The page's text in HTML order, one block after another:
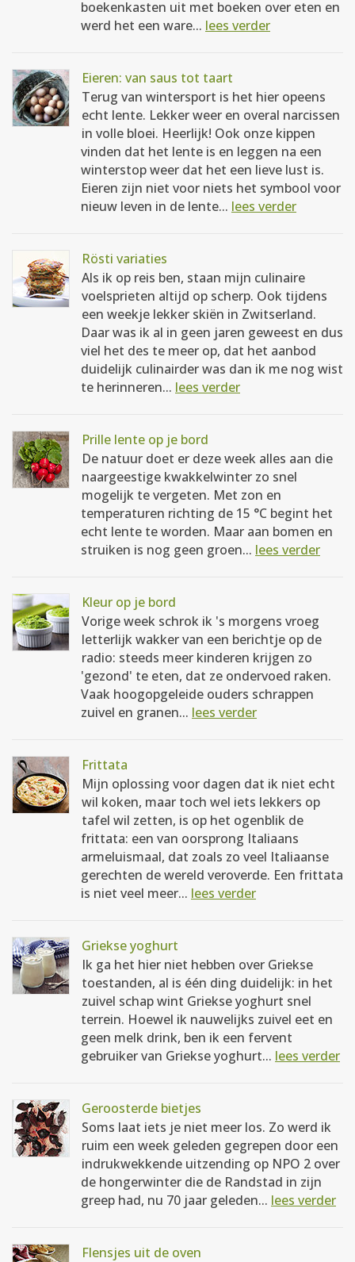
boekenkasten uit met boeken over eten en
werd het een ware... lees verder
Eieren: van saus tot taart
Terug van wintersport is het hier opeens
echt lente. Lekker weer en overal narcissen
in volle bloei. Heerlijk! Ook onze kippen
vinden dat het lente is en leggen na een
winterstop weer dat het een lieve lust is.
Eieren zijn niet voor niets het symbool voor
nieuw leven in de lente... lees verder
Rösti variaties
Als ik op reis ben, staan mijn culinaire
voelsprieten altijd op scherp. Ook tijdens
een weekje lekker skiën in Zwitserland.
Daar was ik al in geen jaren geweest en dus
viel het des te meer op, dat het aanbod
duidelijk culinairder was dan ik me nog wist
te herinneren... lees verder
Prille lente op je bord
De natuur doet er deze week alles aan die
naargeestige kwakkelwinter zo snel
mogelijk te vergeten. Met zon en
temperaturen richting de 15 °C begint het
echt lente te worden. Maar aan bomen en
struiken is nog geen groen... lees verder
Kleur op je bord
Vorige week schrok ik 's morgens vroeg
letterlijk wakker van een berichtje op de
radio: steeds meer kinderen krijgen zo
'gezond' te eten, dat ze ondervoed raken.
Vaak hoogopgeleide ouders schrappen
zuivel en granen... lees verder
Frittata
Mijn oplossing voor dagen dat ik niet echt
wil koken, maar toch wel iets lekkers op
tafel wil zetten, is op het ogenblik de
frittata: een van oorsprong Italiaans
armeluismaal, dat zoals zo veel Italiaanse
gerechten de wereld veroverde. Een frittata
is niet veel meer... lees verder
Griekse yoghurt
Ik ga het hier niet hebben over Griekse
toestanden, al is één ding duidelijk: in het
zuivel schap wint Griekse yoghurt snel
terrein. Hoewel ik nauwelijks zuivel eet en
geen melk drink, ben ik een fervent
gebruiker van Griekse yoghurt... lees verder
Geroosterde bietjes
Soms laat iets je niet meer los. Zo werd ik
ruim een week geleden gegrepen door een
indrukwekkende uitzending op NPO 2 over
de hongerwinter die de Randstad in zijn
greep had, nu 70 jaar geleden... lees verder
Flensjes uit de oven